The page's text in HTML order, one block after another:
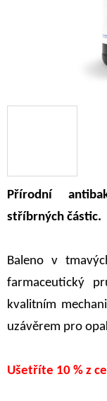
Přírodní
stříbrných částic.
Baleno v
farmaceutický
kvalitním
uzávěrem pro
Ušetříte 10 % z